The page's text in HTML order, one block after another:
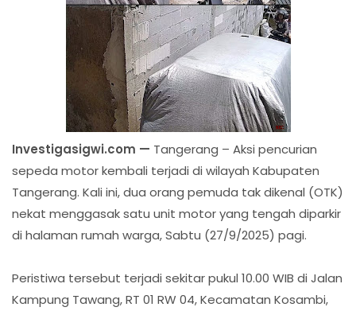
Investigasigwi.com — Tangerang – Aksi pencurian
sepeda motor kembali terjadi di wilayah Kabupaten
Tangerang. Kali ini, dua orang pemuda tak dikenal (OTK)
nekat menggasak satu unit motor yang tengah diparkir
di halaman rumah warga, Sabtu (27/9/2025) pagi.
Peristiwa tersebut terjadi sekitar pukul 10.00 WIB di Jalan
Kampung Tawang, RT 01 RW 04, Kecamatan Kosambi,